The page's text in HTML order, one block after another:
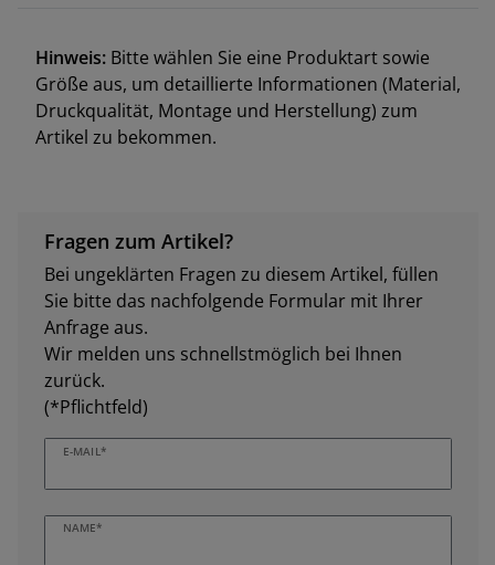
Hinweis: Bitte wählen Sie eine Produktart sowie
Größe aus, um detaillierte Informationen (Material,
Druckqualität, Montage und Herstellung) zum
Artikel zu bekommen.
Fragen zum Artikel?
Bei ungeklärten Fragen zu diesem Artikel, füllen
Sie bitte das nachfolgende Formular mit Ihrer
Anfrage aus.
Wir melden uns schnellstmöglich bei Ihnen
zurück.
(*Pflichtfeld)
E-MAIL*
NAME*